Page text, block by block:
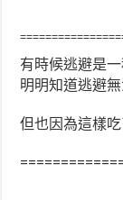
有時候逃避是
明明知道逃避
但也因為這樣